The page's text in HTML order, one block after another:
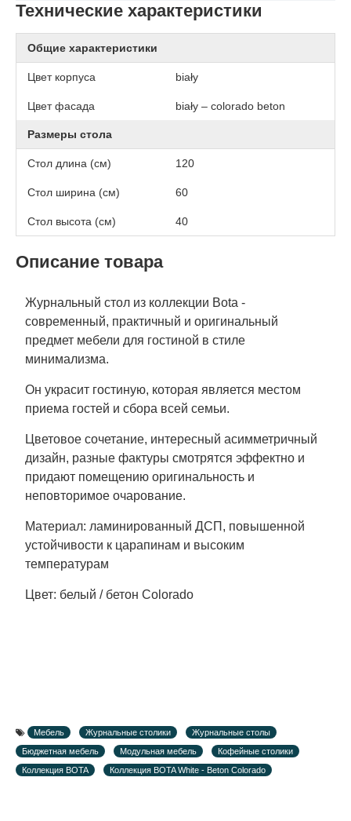
Технические характеристики
Общие характеристики
Цвет корпуса biały
Цвет фасада biały – colorado beton
Размеры стола
Стол длина (см) 120
Стол ширина (см) 60
Стол высота (см) 40
Описание товара
Журнальный стол из коллекции Bota -
современный, практичный и оригинальный
предмет мебели для гостиной в стиле
минимализма.
Он украсит гостиную, которая является местом
приема гостей и сбора всей семьи.
Цветовое сочетание, интересный асимметричный
дизайн, разные фактуры смотрятся эффектно и
придают помещению оригинальность и
неповторимое очарование.
Материал: ламинированный ДСП, повышенной
устойчивости к царапинам и высоким
температурам
Цвет: белый / бетон Colorado
Мебель Журнальные столики
Журнальные столы
Бюджетная мебель
Модульная мебель
Кофейные столики
Коллекция BOTA
Коллекция BOTA White - Beton Colorado